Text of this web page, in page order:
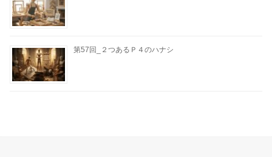
第57回_２つあるＰ４のハナシ